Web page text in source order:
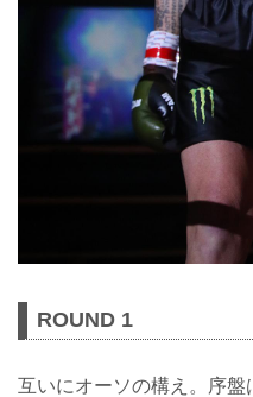
ROUND 1
互いにオーソの構え。序